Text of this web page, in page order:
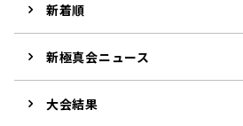
新着順
新極真会ニュース
大会結果